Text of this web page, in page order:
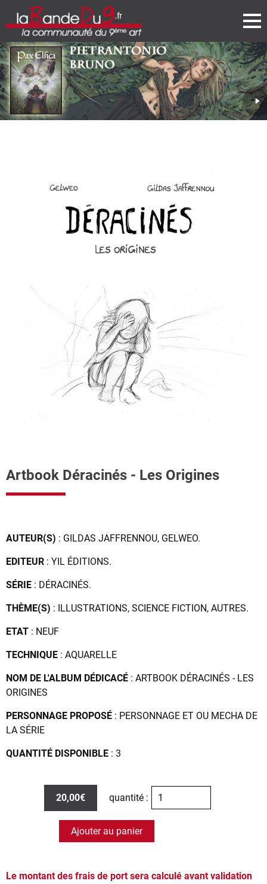
Artbook Déracinés - Les Origines
AUTEUR(S) : GILDAS JAFFRENNOU, GELWEO.
EDITEUR : YIL ÉDITIONS.
SÉRIE : DÉRACINÉS.
THÈME(S) : ILLUSTRATIONS, SCIENCE FICTION, AUTRES.
ETAT : NEUF
TECHNIQUE : AQUARELLE
NOM DE L'ALBUM DÉDICACÉ : ARTBOOK DÉRACINÉS - LES
ORIGINES
PERSONNAGE PROPOSÉ : PERSONNAGE ET OU MECHA DE
LA SÉRIE
QUANTITÉ DISPONIBLE : 3
20,00€ quantité :
Ajouter au panier
Le montant des frais de port sera calculé avant validation